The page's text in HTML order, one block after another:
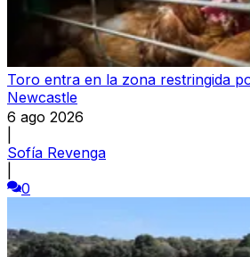
Toro entra en la zona restringida
Newcastle
6 ago 2026
Sofía Revenga
0